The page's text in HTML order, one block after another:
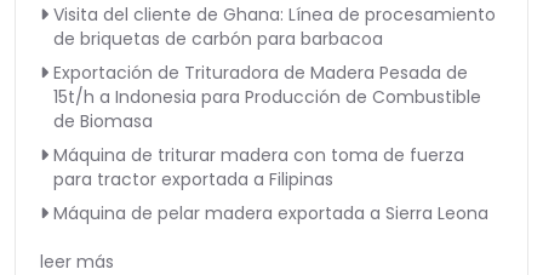
Visita del cliente de Ghana: Línea de procesamiento
de briquetas de carbón para barbacoa
Exportación de Trituradora de Madera Pesada de
15t/h a Indonesia para Producción de Combustible
de Biomasa
Máquina de triturar madera con toma de fuerza
para tractor exportada a Filipinas
Máquina de pelar madera exportada a Sierra Leona
leer más